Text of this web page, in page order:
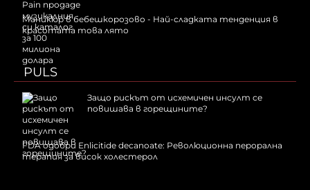
Маникюр в бебешкорозово - Най-сладката тенденция в
красотата това лято
PULS
Защо рискът от исхемичен инсулт се
повишава в горещините?
FDA одобри Еnlicitide decanoate: Революционна перорална
терапия за висок холестерол